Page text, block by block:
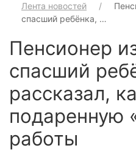
Лента новостей
спасший ребёнка, …
Пенсионер
спасший
рассказал,
подаренную
работы